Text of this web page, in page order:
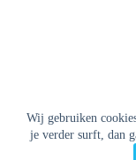
Wij gebruiken
je verder surft, dan